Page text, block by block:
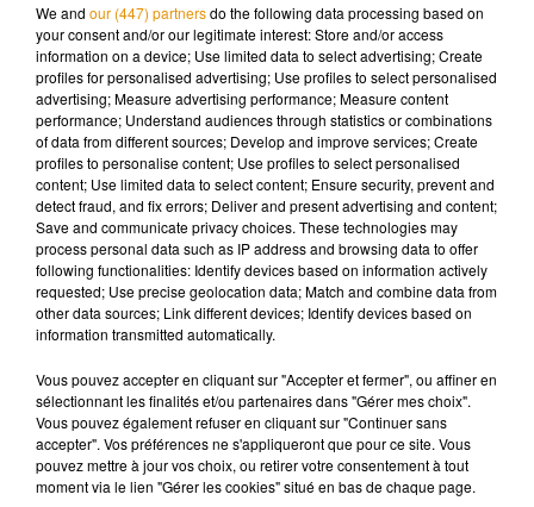
mission, son objet et les modalités de prise en charge des
frais
Musique
7 août 2026
Madonna sort enfin le remix de « Love
Sensation » avec Kylie Minogue
7 août 2026
Angèle et Amélie Lens dévoilent leur
collaboration tant attendue
We and our (447) partnersdo the following data processing based on
your consent and/or our legitimate interest: Store and/or access
information on a device; Use limited data to select advertising; Create
profiles for personalised advertising; Use profiles to select personalised
advertising; Measure advertising performance; Measure content
performance; Understand audiences through statistics or combinations
of data from different sources; Develop and improve services; Create
profiles to personalise content; Use profiles to select personalised
content; Use limited data to select content; Ensure security, prevent and
detect fraud, and fix errors; Deliver and present advertising and content;
Save and communicate privacy choices. These technologies may
process personal data such as IP address and browsing data to offer
following functionalities: Identify devices based on information actively
requested; Use precise geolocation data; Match and combine data from
other data sources; Link different devices; Identify devices based on
information transmitted automatically.
Vous pouvez accepter en cliquant sur "Accepter et fermer", ou affiner en
sélectionnant les finalités et/ou partenaires dans "Gérer mes choix".
Vous pouvez également refuser en cliquant sur "Continuer sans
accepter". Vos préférences ne s'appliqueront que pour ce site. Vous
pouvez mettre à jour vos choix, ou retirer votre consentement à tout
moment via le lien "Gérer les cookies" situé en bas de chaque page.